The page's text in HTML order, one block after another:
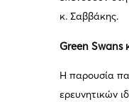
κ. Σαββάκης.
Green Swans
Η παρουσία
ερευνητικών